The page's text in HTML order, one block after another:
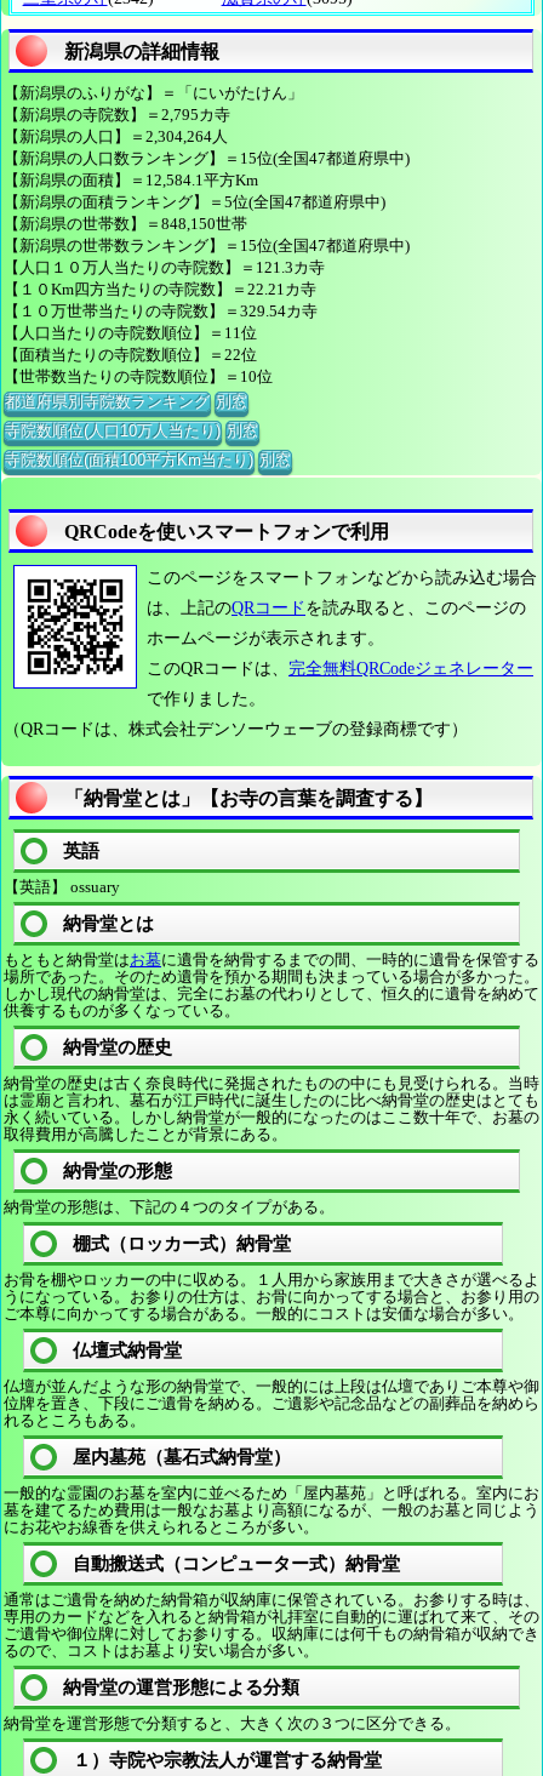
新潟県の詳細情報
【新潟県のふりがな】＝「にいがたけん」
【新潟県の寺院数】＝2,795カ寺
【新潟県の人口】＝2,304,264人
【新潟県の人口数ランキング】＝15位(全国47都道府県中)
【新潟県の面積】＝12,584.1平方Km
【新潟県の面積ランキング】＝5位(全国47都道府県中)
【新潟県の世帯数】＝848,150世帯
【新潟県の世帯数ランキング】＝15位(全国47都道府県中)
【人口１０万人当たりの寺院数】＝121.3カ寺
【１０Km四方当たりの寺院数】＝22.21カ寺
【１０万世帯当たりの寺院数】＝329.54カ寺
【人口当たりの寺院数順位】＝11位
【面積当たりの寺院数順位】＝22位
【世帯数当たりの寺院数順位】＝10位
都道府県別寺院数ランキング 別窓
寺院数順位(人口10万人当たり) 別窓
寺院数順位(面積100平方Km当たり) 別窓
QRCodeを使いスマートフォンで利用
このページをスマートフォンなどから読み込む場合
は、上記のQRコード を読み取ると、このページの
ホームページが表示されます。
このQRコードは、 完全無料QRCodeジェネレーター
で作りました。
（QRコードは、株式会社デンソーウェーブの登録商標です）
「納骨堂とは」【お寺の言葉を調査する】
英語
【英語】 ossuary
納骨堂とは
もともと納骨堂はお墓に遺骨を納骨するまでの間、一時的に遺骨を保管する
場所であった。そのため遺骨を預かる期間も決まっている場合が多かった。
しかし現代の納骨堂は、完全にお墓の代わりとして、恒久的に遺骨を納めて
供養するものが多くなっている。
納骨堂の歴史
納骨堂の歴史は古く奈良時代に発掘されたものの中にも見受けられる。当時
は霊廟と言われ、墓石が江戸時代に誕生したのに比べ納骨堂の歴史はとても
永く続いている。しかし納骨堂が一般的になったのはここ数十年で、お墓の
取得費用が高騰したことが背景にある。
納骨堂の形態
納骨堂の形態は、下記の４つのタイプがある。
棚式（ロッカー式）納骨堂
お骨を棚やロッカーの中に収める。１人用から家族用まで大きさが選べるよ
うになっている。お参りの仕方は、お骨に向かってする場合と、お参り用の
ご本尊に向かってする場合がある。一般的にコストは安価な場合が多い。
仏壇式納骨堂
仏壇が並んだような形の納骨堂で、一般的には上段は仏壇でありご本尊や御
位牌を置き、下段にご遺骨を納める。ご遺影や記念品などの副葬品を納めら
れるところもある。
屋内墓苑（墓石式納骨堂）
一般的な霊園のお墓を室内に並べるため「屋内墓苑」と呼ばれる。室内にお
墓を建てるため費用は一般なお墓より高額になるが、一般のお墓と同じよう
にお花やお線香を供えられるところが多い。
自動搬送式（コンピューター式）納骨堂
通常はご遺骨を納めた納骨箱が収納庫に保管されている。お参りする時は、
専用のカードなどを入れると納骨箱が礼拝室に自動的に運ばれて来て、その
ご遺骨や御位牌に対してお参りする。収納庫には何千もの納骨箱が収納でき
るので、コストはお墓より安い場合が多い。
納骨堂の運営形態による分類
納骨堂を運営形態で分類すると、大きく次の３つに区分できる。
１）寺院や宗教法人が運営する納骨堂